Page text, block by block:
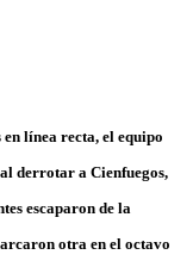
línea recta, el equipo
derrotar a Cienfuegos,
escaparon de la
otra en el octavo